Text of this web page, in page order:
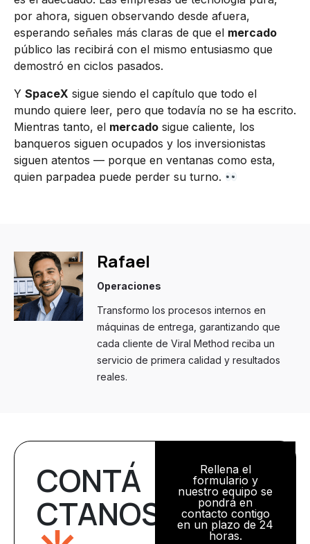
por ahora, siguen observando desde afuera,
esperando señales más claras de que el mercado
público las recibirá con el mismo entusiasmo que
demostró en ciclos pasados.
Y SpaceX sigue siendo el capítulo que todo el
mundo quiere leer, pero que todavía no se ha escrito.
Mientras tanto, el mercado sigue caliente, los
banqueros siguen ocupados y los inversionistas
siguen atentos — porque en ventanas como esta,
quien parpadea puede perder su turno.
Rafael
Operaciones
Transformo los procesos internos en
máquinas de entrega, garantizando que
cada cliente de Viral Method reciba un
servicio de primera calidad y resultados
reales.
CONTÁ
CTANOS
Rellena el
formulario y
nuestro equipo se
pondrá en
contacto contigo
en un plazo de 24
horas.